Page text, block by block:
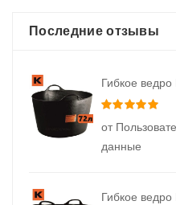
Последние отзывы
Гибкое
от
данные
Гибкое